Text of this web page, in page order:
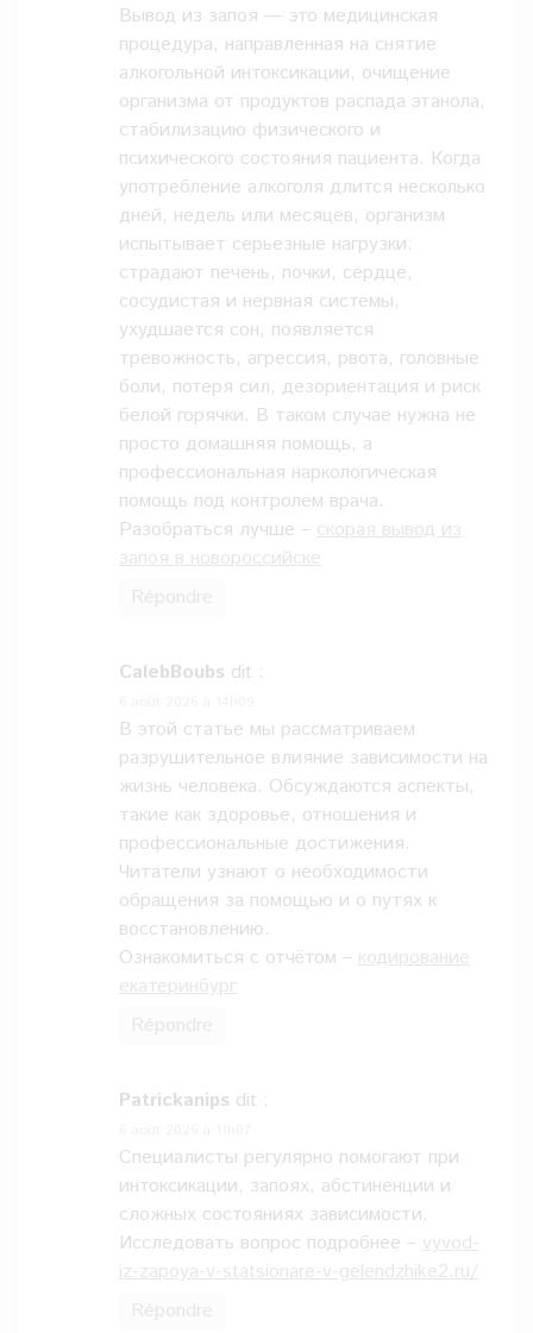
Вывод из запоя — это медицинская
процедура, направленная на снятие
алкогольной интоксикации, очищение
организма от продуктов распада этанола,
стабилизацию физического и
психического состояния пациента. Когда
употребление алкоголя длится несколько
дней, недель или месяцев, организм
испытывает серьезные нагрузки:
страдают печень, почки, сердце,
сосудистая и нервная системы,
ухудшается сон, появляется
тревожность, агрессия, рвота, головные
боли, потеря сил, дезориентация и риск
белой горячки. В таком случае нужна не
просто домашняя помощь, а
профессиональная наркологическая
помощь под контролем врача.
Разобраться лучше – скорая вывод из
запоя в новороссийске
CalebBoubs dit :
В этой статье мы рассматриваем
разрушительное влияние зависимости на
жизнь человека. Обсуждаются аспекты,
такие как здоровье, отношения и
профессиональные достижения.
Читатели узнают о необходимости
обращения за помощью и о путях к
восстановлению.
Ознакомиться с отчётом – кодирование
екатеринбург
Patrickanips dit :
Специалисты регулярно помогают при
интоксикации, запоях, абстиненции и
сложных состояниях зависимости.
Исследовать вопрос подробнее – vyvod-
iz-zapoya-v-statsionare-v-gelendzhike2.ru/